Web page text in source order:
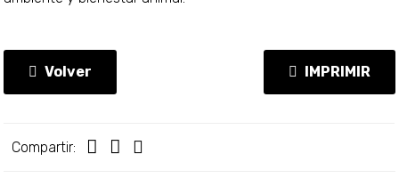
Volver IMPRIMIR
Compartir: